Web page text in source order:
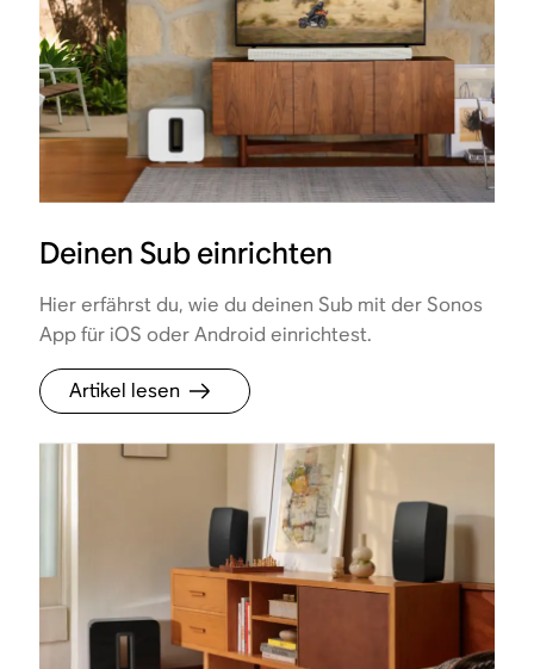
Deinen Sub einrichten
Hier erfährst du, wie du deinen Sub mit der Sonos
App für iOS oder Android einrichtest.
Artikel lesen